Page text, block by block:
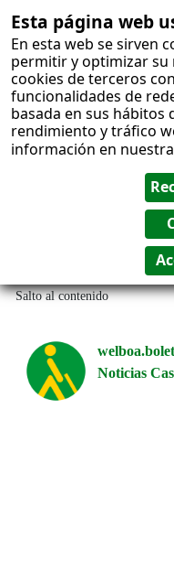
Esta página web
En esta web se sirven
permitir y optimizar su
cookies de terceros
funcionalidades de
basada en sus hábitos
rendimiento y tráfico
información en nuestra
Salto al contenido
Noticias